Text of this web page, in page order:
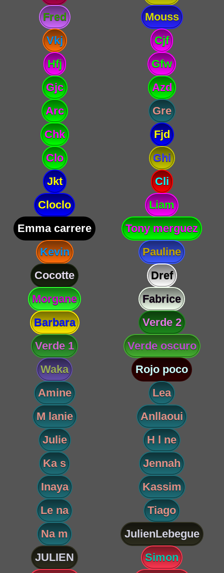
Fred
Mouss
Vkj
Cjf
Hfj
Gfw
Gjc
Azd
Arc
Gre
Chk
Fjd
Clo
Ghi
Jkt
Cli
Cloclo
Liam
Emma carrere
Tony merguez
Kevin
Pauline
Cocotte
Dref
Morgane
Fabrice
Barbara
Verde 2
Verde 1
Verde oscuro
Waka
Rojo poco
Amine
Lea
M lanie
Anllaoui
Julie
H l ne
Ka s
Jennah
Inaya
Kassim
Le na
Tiago
Na m
JulienLebegue
JULIEN
Simon